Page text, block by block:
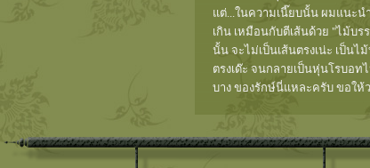
แต่...ในความเนี๊ยบนั้น ผมแนะน
เกิน เหมือนกับตีเส้นด้วย "ไม้บ
นั้น จะไม่เป็นเส้นตรงเน่ะ เป็น
ตรงเด๊ะ จนกลายเป็นหุ่นโรบอ
บาง ของรักษ์นี่แหละครับ ขอให้